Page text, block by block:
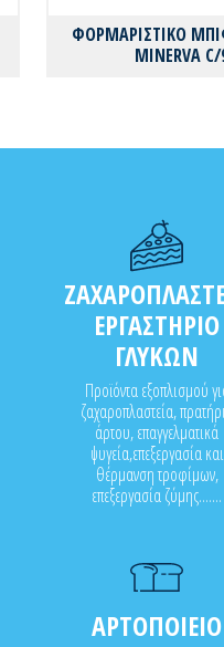
ΦΟΡΜΑΡΙΣΤΙΚΟ
MINERVA C/
ΕΡΓΑΣΤΗΡΙΟ
ΓΛΥΚΩΝ
Προϊόντα εξοπλισμού
ζαχαροπλαστεία,
άρτου, επαγγελματικά
ψυγεία,επεξεργασία και
θέρμανση τροφίμων,
επεξεργασία ζύμης.......
ΑΡΤΟΠΟΙΕΙΟ